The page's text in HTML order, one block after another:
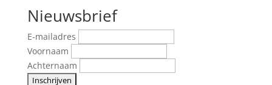
Nieuwsbrief
E-mailadres
Voornaam
Achternaam